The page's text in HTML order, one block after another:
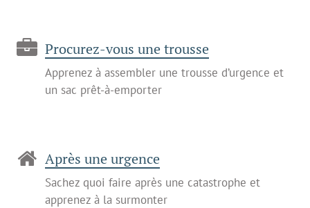
Procurez-vous une trousse
Apprenez à assembler une trousse d’urgence et
un sac prêt-à-emporter
Après une urgence
Sachez quoi faire après une catastrophe et
apprenez à la surmonter